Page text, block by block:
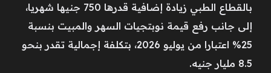
بالقطاع الطبي زيادة إضافية قدرها 750 جنيها شهريا،
إلى جانب رفع قيمة نوبتجيات السهر والمبيت بنسبة
25% اعتبارا من يوليو 2026، بتكلفة إجمالية تقدر بنحو
8.5 مليار جنيه.